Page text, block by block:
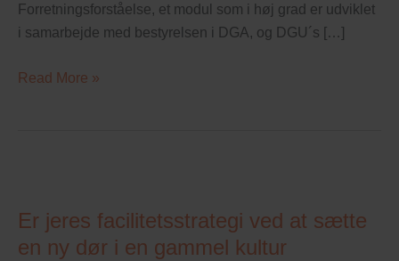
Forretningsforståelse, et modul som i høj grad er udviklet
i samarbejde med bestyrelsen i DGA, og DGU´s […]
Read More »
Er jeres facilitetsstrategi ved at sætte
en ny dør i en gammel kultur
facilitetsstrategi
ved